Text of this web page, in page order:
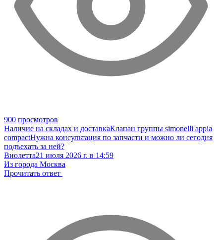
900 просмотров
Наличие на складах и доставкаКлапан группы simonelli appia
compactНужна консультация по запчасти и можно ли сегодня
подъехать за ней?
Виолетта21 июля 2026 г. в 14:59
Из города Москва
Прочитать ответ